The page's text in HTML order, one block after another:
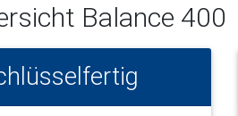
Balance 400